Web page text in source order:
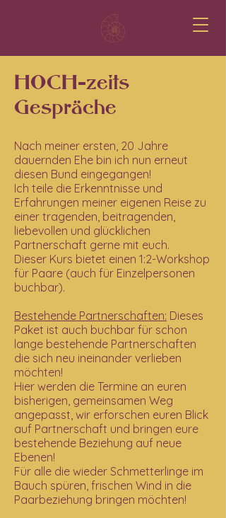
HOCH-zeits
Gespräche
Nach meiner ersten, 20 Jahre
dauernden Ehe bin ich nun erneut
diesen Bund eingegangen!
Ich teile die Erkenntnisse und
Erfahrungen meiner eigenen Reise zu
einer tragenden, beitragenden,
liebevollen und glücklichen
Partnerschaft gerne mit euch.
Dieser Kurs bietet einen 1:2-Workshop
für Paare (auch für Einzelpersonen
buchbar).
Bestehende Partnerschaften: Dieses
Paket ist auch buchbar für schon
lange bestehende Partnerschaften
die sich neu ineinander verlieben
möchten!
Hier werden die Termine an euren
bisherigen, gemeinsamen Weg
angepasst, wir erforschen euren Blick
auf Partnerschaft und bringen eure
bestehende Beziehung auf neue
Ebenen!
Für alle die wieder Schmetterlinge im
Bauch spüren, frischen Wind in die
Paarbeziehung bringen möchten!